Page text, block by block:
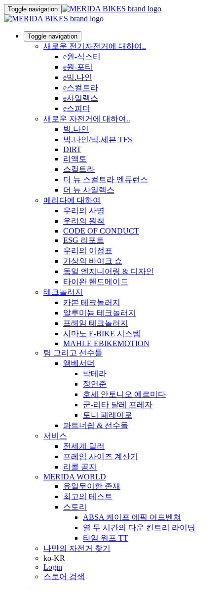
Toggle navigation
Toggle navigation
새로운 전기자전거에 대하여..
e원-식스티
e원-포티
e빅.나인
e스컬트라
e사일렉스
e스피더
새로운 자전거에 대하여..
빅.나인
빅.나인/빅.세븐 TFS
DIRT
리액토
스컬트라
더 뉴 스컬트라 엔듀런스
더 뉴 사일렉스
메리다에 대하여
우리의 사명
우리의 원칙
CODE OF CONDUCT
ESG 리포트
우리의 이정표
가상의 바이크 쇼
독일 엔지니어링 & 디자인
타이완 핸드메이드
테크놀러지
카본 테크놀러지
알루미늄 테크놀러지
프레임 테크놀러지
시마노 E-BIKE 시스템
MAHLE EBIKEMOTION
팀 그리고 선수들
앰베서더
박테라
정연준
호세 안토니오 에르미다
군-리타 달레 프레자
토니 페레이로
파트너쉽 & 선수들
서비스
전세계 딜러
프레임 사이즈 계산기
리콜 공지
MERIDA WORLD
유일무이한 존재
최고의 테스트
스토리
ABSA 케이프 에픽 어드벤쳐
열 두 시간의 다운 컨트리 라이딩
타임 워프 TT
나만의 자전거 찾기
ko-KR
Login
스토어 검색